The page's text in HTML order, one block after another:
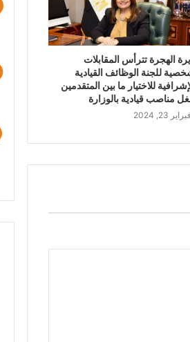
الهجرة تترأس المقابلات
للجنة الوظائف القيادية
للاختيار ما بين المتقدمين
مناصب قيادية بالوزارة
فبراير 23, 2024